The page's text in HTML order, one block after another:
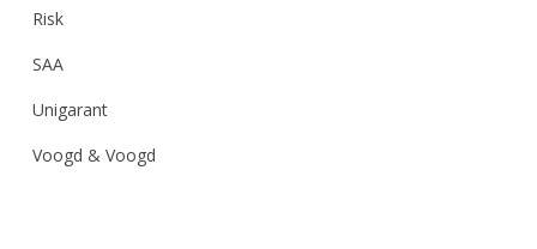
Risk
SAA
Unigarant
Voogd & Voogd